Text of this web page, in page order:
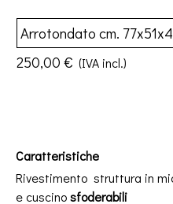
250,00 € (IVA incl.)
Caratteristiche
Rivestimento struttura in
e cuscinosfoderabili